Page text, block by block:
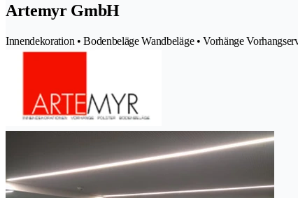
Artemyr GmbH
Innendekoration • Bodenbeläge Wandbeläge • Vorhänge